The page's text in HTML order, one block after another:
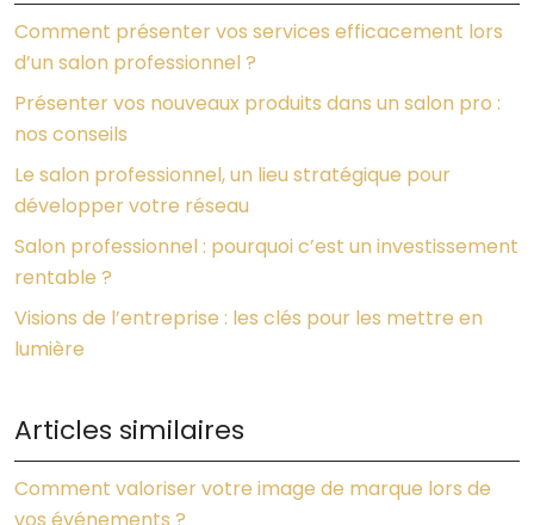
Comment présenter vos services efficacement lors
d’un salon professionnel ?
Présenter vos nouveaux produits dans un salon pro :
nos conseils
Le salon professionnel, un lieu stratégique pour
développer votre réseau
Salon professionnel : pourquoi c’est un investissement
rentable ?
Visions de l’entreprise : les clés pour les mettre en
lumière
Articles similaires
Comment valoriser votre image de marque lors de
vos événements ?